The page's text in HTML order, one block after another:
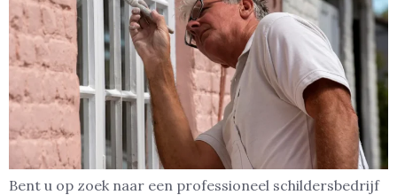
Bent u op zoek naar een professioneel schildersbedrijf